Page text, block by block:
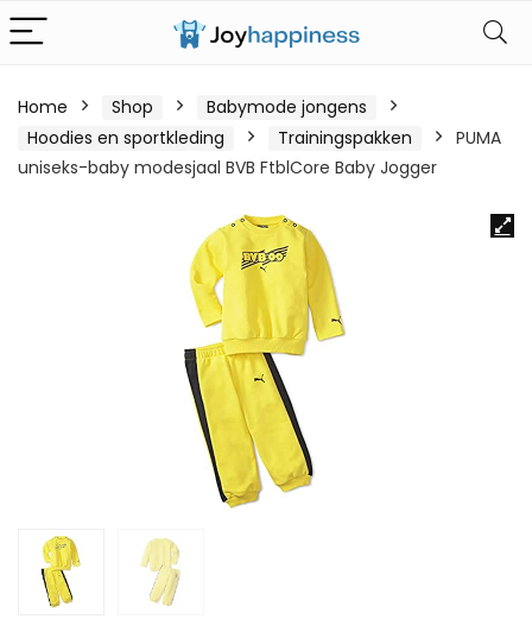
Home Shop
Babymode jongens
Hoodies en sportkleding
Trainingspakken
PUMA
uniseks-baby modesjaal BVB FtblCore Baby Jogger